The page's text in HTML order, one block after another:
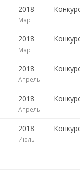
2018
Март
2018
Март
2018
Апрель
2018
Апрель
2018
Июль